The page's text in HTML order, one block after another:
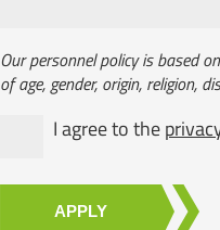
Our personnel policy is based
of age, gender, origin, religion,
I agree to the
APPLY